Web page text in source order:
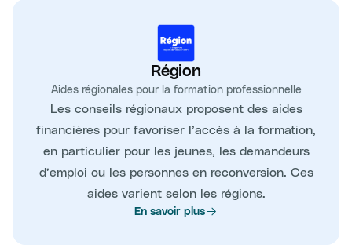
Région
Aides régionales pour la formation professionnelle
Les conseils régionaux proposent des aides
financières pour favoriser l’accès à la formation,
en particulier pour les jeunes, les demandeurs
d’emploi ou les personnes en reconversion. Ces
aides varient selon les régions.
En savoir plus